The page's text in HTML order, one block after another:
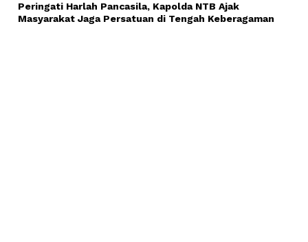
Peringati Harlah Pancasila, Kapolda NTB Ajak
Masyarakat Jaga Persatuan di Tengah Keberagaman